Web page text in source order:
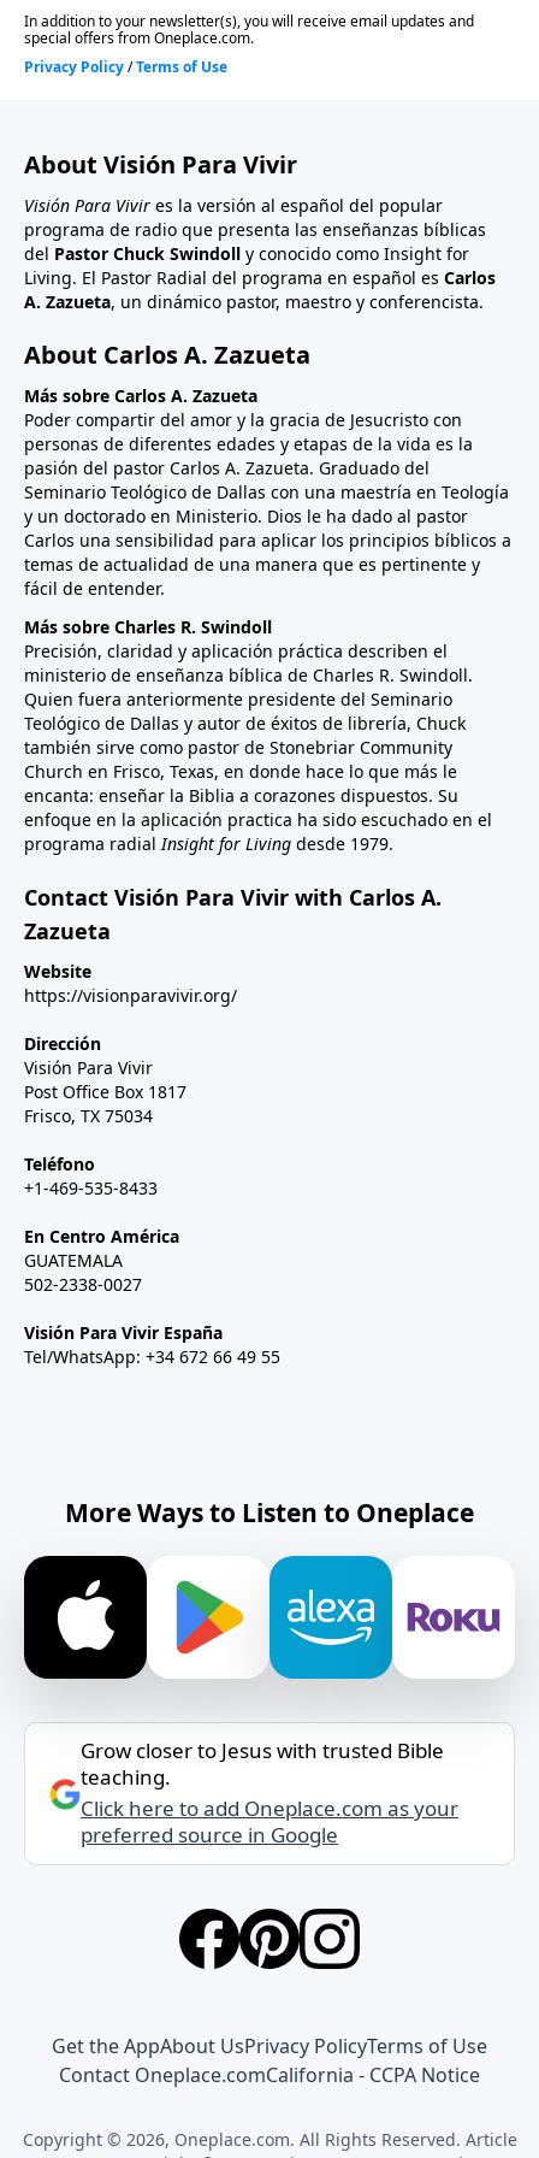
los cristianos a prepararse para la batalla, para
equipar sus mentes y corazones con un
conocimiento profundo y un compromiso firme para
About Visión Para Vivir
Visión Para Vivir es la versión al español del popular
programa de radio que presenta las enseñanzas bíblicas
del Pastor Chuck Swindoll y conocido como Insight for
Living. El Pastor Radial del programa en español es Carlos
A. Zazueta, un dinámico pastor, maestro y conferencista.
About Carlos A. Zazueta
Más sobre Carlos A. Zazueta
Poder compartir del amor y la gracia de Jesucristo con
personas de diferentes edades y etapas de la vida es la
pasión del pastor Carlos A. Zazueta. Graduado del
Seminario Teológico de Dallas con una maestría en Teología
y un doctorado en Ministerio. Dios le ha dado al pastor
Carlos una sensibilidad para aplicar los principios bíblicos a
temas de actualidad de una manera que es pertinente y
fácil de entender.
Más sobre Charles R. Swindoll
Precisión, claridad y aplicación práctica describen el
ministerio de enseñanza bíblica de Charles R. Swindoll.
Quien fuera anteriormente presidente del Seminario
Teológico de Dallas y autor de éxitos de librería, Chuck
también sirve como pastor de Stonebriar Community
Church en Frisco, Texas, en donde hace lo que más le
encanta: enseñar la Biblia a corazones dispuestos. Su
enfoque en la aplicación practica ha sido escuchado en el
programa radialInsight for Living desde 1979.
Contact Visión Para Vivir with Carlos A.
Zazueta
Website
https://visionparavivir.org/
Dirección
Visión Para Vivir
Post Office Box 1817
Frisco, TX 75034
Teléfono
+1-469-535-8433
En Centro América
GUATEMALA
502-2338-0027
Visión Para Vivir España
Tel/WhatsApp: +34 672 66 49 55
More Ways to Listen to Oneplace
Grow closer to Jesus with trusted Bible
teaching.
Click here to add Oneplace.com as your
preferred source in Google
Get the AppAbout UsPrivacy PolicyTerms of Use
Contact Oneplace.comCalifornia - CCPA Notice
Copyright © 2026, Oneplace.com. All Rights Reserved. Article